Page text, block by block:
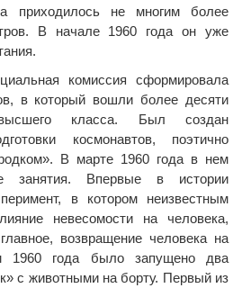
приходилось не многим более
В начале 1960 года он уже
комиссия сформировала
в который вошли более десяти
высшего класса. Был создан
космонавтов, поэтично
В марте 1960 года в нем
занятия. Впервые в истории
в котором неизвестным
невесомости на человека,
возвращение человека на
1960 года было запущено два
с животными на борту. Первый из